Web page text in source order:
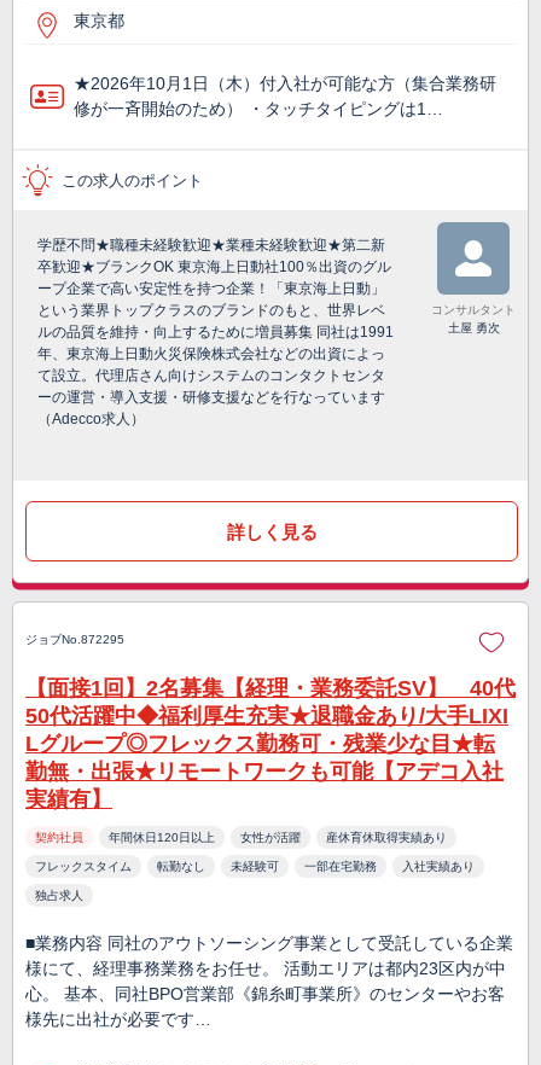
東京都
★2026年10月1日（木）付入社が可能な方（集合業務研
修が一斉開始のため） ・タッチタイピングは1…
この求人のポイント
学歴不問★職種未経験歓迎★業種未経験歓迎★第二新
卒歓迎★ブランクOK 東京海上日動社100％出資のグル
ープ企業で高い安定性を持つ企業！「東京海上日動」
という業界トップクラスのブランドのもと、世界レベ
ルの品質を維持・向上するために増員募集 同社は1991
年、東京海上日動火災保険株式会社などの出資によっ
て設立。代理店さん向けシステムのコンタクトセンタ
ーの運営・導入支援・研修支援などを行なっています
（Adecco求人）
コンサルタント
土屋 勇次
詳しく見る
ジョブNo.872295
【面接1回】2名募集【経理・業務委託SV】 40代
50代活躍中◆福利厚生充実★退職金あり/大手LIXI
Lグループ◎フレックス勤務可・残業少な目★転
勤無・出張★リモートワークも可能【アデコ入社
実績有】
契約社員 年間休日120日以上 女性が活躍 産休育休取得実績あり
フレックスタイム 転勤なし 未経験可 一部在宅勤務 入社実績あり
独占求人
■業務内容 同社のアウトソーシング事業として受託している企業
様にて、経理事務業務をお任せ。 活動エリアは都内23区内が中
心。 基本、同社BPO営業部《錦糸町事業所》のセンターやお客
様先に出社が必要です…